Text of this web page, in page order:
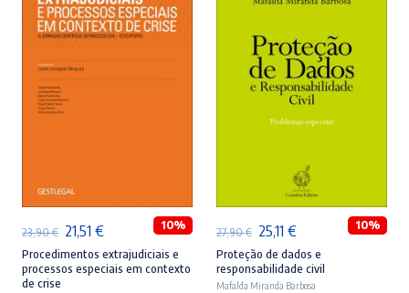
23,90€ O
preço
original
21,51 €O
preço
atual
10%
Procedimentos extrajudiciais e
processos especiais em contexto
de crise
ADICIONAR
27,90€ O
preço
original
25,11 €O
preço
atual
10%
Proteção de dados e
responsabilidade civil
Mafalda Miranda Barbosa